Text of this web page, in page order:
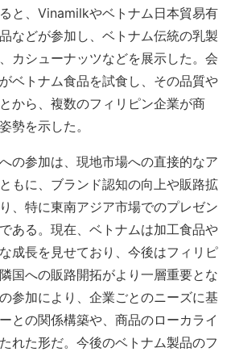
と、Vinamilkやベトナム日本貿易有
などが参加し、ベトナム伝統の乳製
カシューナッツなどを展示した。会
ベトナム食品を試食し、その品質や
から、複数のフィリピン企業が商
勢を示した。
の参加は、現地市場への直接的なア
もに、ブランド認知の向上や販路拡
、特に東南アジア市場でのプレゼン
ある。現在、ベトナムは加工食品や
成長を見せており、今後はフィリピ
国への販路開拓がより一層重要とな
参加により、企業ごとのニーズに基
との関係構築や、商品のローカライ
れた形だ。今後のベトナム製品のフ